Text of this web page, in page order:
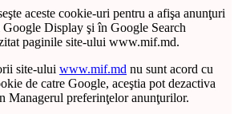
aceste cookie-uri pentru a afişa anunţuri
Display şi în Google Search
paginile site-ului www.mif.md.
site-ului www.mif.md nu sunt acord cu
de catre Google, aceştia pot dezactiva
Managerul preferinţelor anunţurilor.